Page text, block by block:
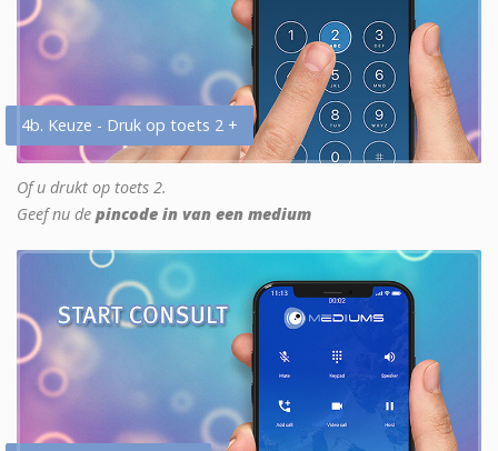
4b. Keuze - Druk op toets 2 +
Of u drukt op toets 2.
Geef nu de pincode in van een medium